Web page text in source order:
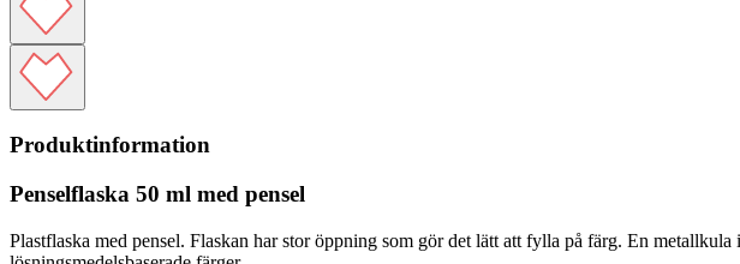
Produktinformation
Penselflaska 50 ml med pensel
Plastflaska med pensel. Flaskan har stor öppning som gör det lätt att fylla på färg. En